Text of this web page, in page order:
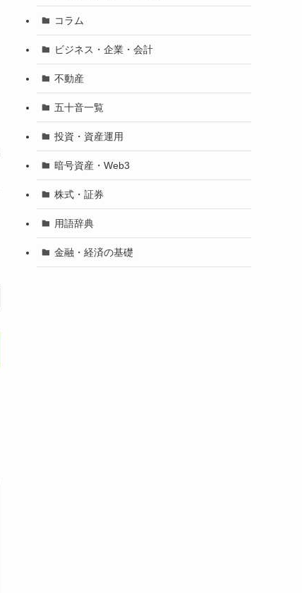
コラム
ビジネス・企業・会計
不動産
五十音一覧
投資・資産運用
暗号資産・Web3
株式・証券
用語辞典
金融・経済の基礎